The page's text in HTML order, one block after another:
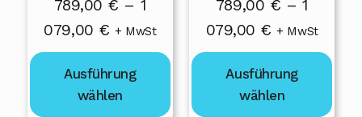
789,00 € – 1
079,00 €Preisspanne:
789,00 €
bis
1
+ MwSt
Ausführung
wählen
der
Produktseite
gewählt
789,00 € – 1
079,00 €Preisspanne:
789,00 €
bis
1
+ MwSt
Ausführung
wählen
der
Produktseite
gewählt